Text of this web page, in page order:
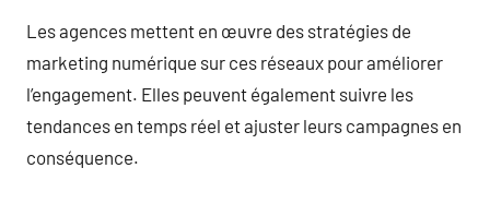
Les agences mettent en œuvre des stratégies de
marketing numérique sur ces réseaux pour améliorer
l’engagement. Elles peuvent également suivre les
tendances en temps réel et ajuster leurs campagnes en
conséquence.